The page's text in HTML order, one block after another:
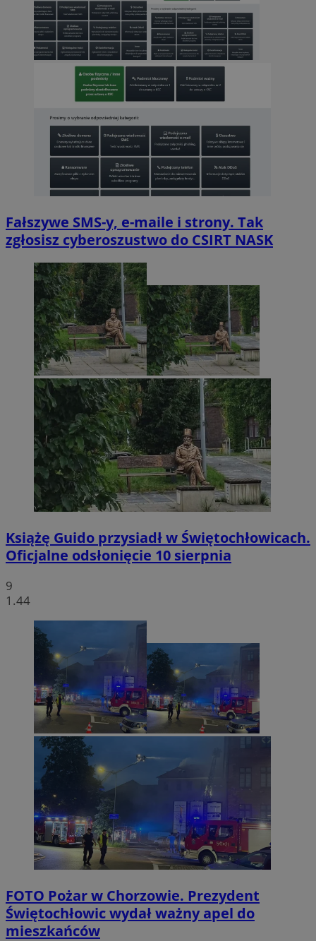
Fałszywe SMS-y, e-maile i strony. Tak
zgłosisz cyberoszustwo do CSIRT NASK
Książę Guido przysiadł w Świętochłowicach.
Oficjalne odsłonięcie 10 sierpnia
9
1.44
FOTO Pożar w Chorzowie. Prezydent
Świętochłowic wydał ważny apel do
mieszkańców